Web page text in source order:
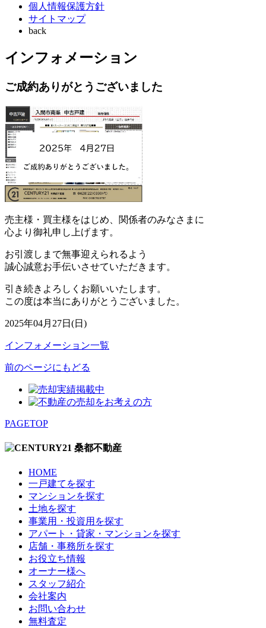
個人情報保護方針
サイトマップ
back
インフォメーション
ご成約ありがとうございました
売主様・買主様をはじめ、関係者のみなさまに
心より御礼申し上げます。
お引渡しまで無事迎えられるよう
誠心誠意お手伝いさせていただきます。
引き続きよろしくお願いいたします。
この度は本当にありがとうございました。
2025年04月27日(日)
インフォメーション一覧
前のページにもどる
PAGETOP
HOME
一戸建てを探す
マンションを探す
土地を探す
事業用・投資用を探す
アパート・貸家・マンションを探す
店舗・事務所を探す
お役立ち情報
オーナー様へ
スタッフ紹介
会社案内
お問い合わせ
無料査定